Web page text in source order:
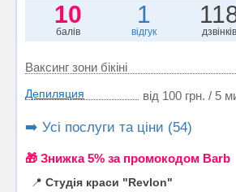
10
балів
1
відгук дзвінків
Ваксинг зони бікіні
Депиляция від 100 грн. / 5
➡️ Усі послуги та ціни (54)
🎁 Знижка 5% за промокодом Barb
📍 Студія краси "Revlon"